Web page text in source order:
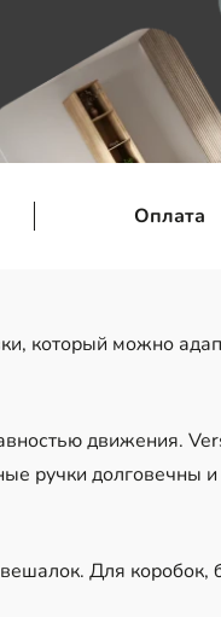
Оплата
который можно
движения.
ручки долговечны
Для коробок,